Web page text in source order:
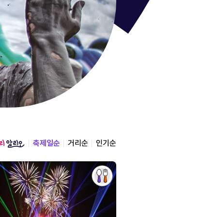
통영한
축제일순 거리순 인기순